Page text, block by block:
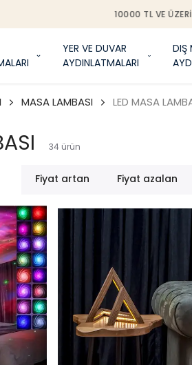
10000 TL VE ÜZERI
YER VE DUVAR
AYDINLATMALARI
DIŞ
MASA LAMBASI LED MASA
34 ürün
Fiyat artan Fiyat azalan